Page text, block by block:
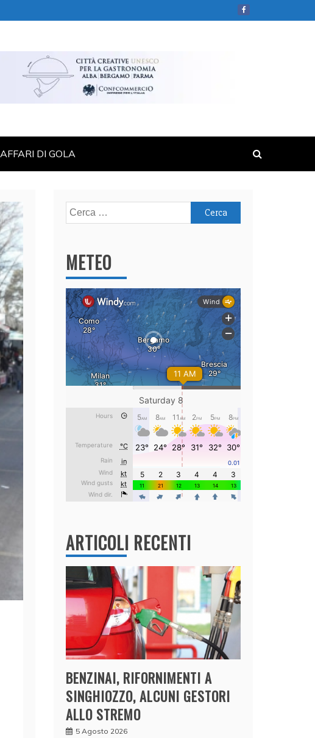
AFFARI DI GOLA
Ricerca
per:
METEO
ARTICOLI RECENTI
BENZINAI, RIFORNIMENTI A
SINGHIOZZO, ALCUNI GESTORI
ALLO STREMO
5 Agosto 2026